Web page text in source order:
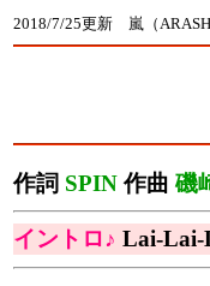
2018/7/25更新 嵐（
作詞 SPIN 作曲 磯
イントロ♪ Lai-Lai-